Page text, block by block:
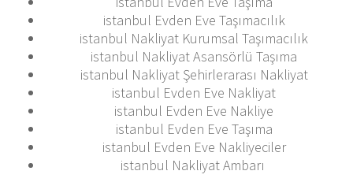
istanbul Evden Eve Taşımacılık
istanbul Nakliyat Kurumsal Taşımacılık
istanbul Nakliyat Asansörlü Taşıma
istanbul Nakliyat Şehirlerarası Nakliyat
istanbul Evden Eve Nakliyat
istanbul Evden Eve Nakliye
istanbul Evden Eve Taşıma
istanbul Evden Eve Nakliyeciler
istanbul Nakliyat Ambarı